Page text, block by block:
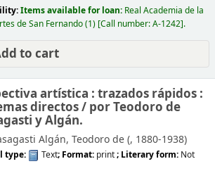
Items available for loan: Real Academia de la
de San Fernando(1) Call number:A-1242 .
to cart
artística : trazados rápidos :
directos /por Teodoro de
y Algán.
Algán, Teodoro de (, 1880-1938)
type: Text; Format: print; Literary form: Not